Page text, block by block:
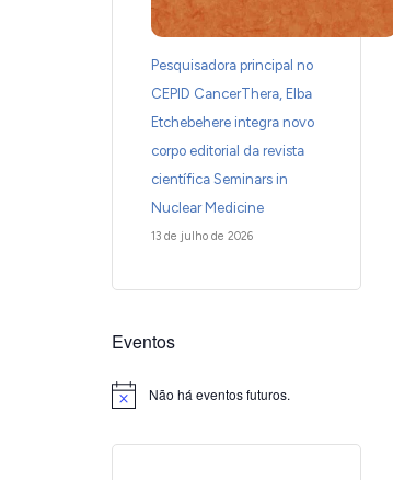
Pesquisadora principal no
CEPID CancerThera, Elba
Etchebehere integra novo
corpo editorial da revista
científica Seminars in
Nuclear Medicine
13 de julho de 2026
Eventos
Notice Não há eventos futuros.